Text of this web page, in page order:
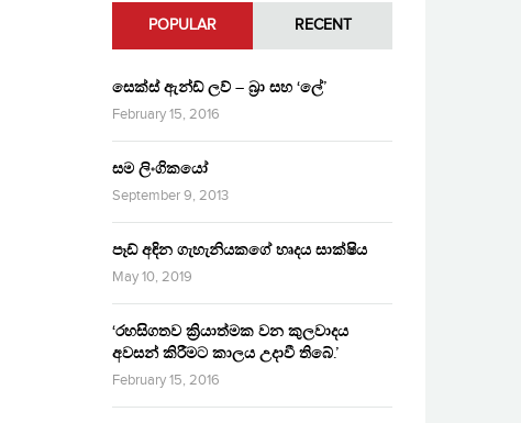
POPULAR RECENT
සෙක්ස් ඇන්ඩ් ලව් – බ්‍රා සහ ‘ලේ’
February 15, 2016
සම ලිංගිකයෝ
September 9, 2013
පෑඩ් අඳින ගැහැනියකගේ හෘදය සාක්ෂිය
May 10, 2019
‘රහසිගතව ක්‍රියාත්මක වන කුලවාදය
අවසන් කිරීමට කාලය උදාවී තිබේ.’
February 15, 2016